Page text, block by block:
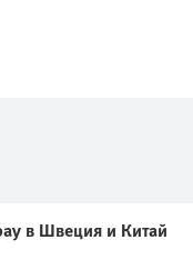
в Швеция и Китай